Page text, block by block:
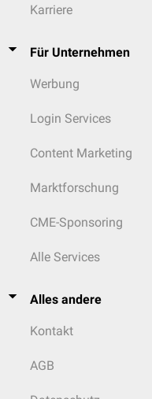
Karriere
Für Unternehmen
Werbung
Login Services
Content Marketing
Marktforschung
CME-Sponsoring
Alle Services
Alles andere
Kontakt
AGB